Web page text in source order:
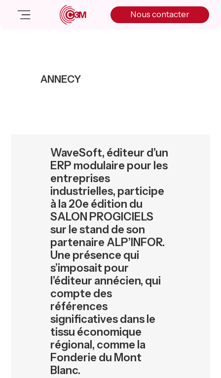
Nous contacter
Nous contacter
ANNECY
WaveSoft, éditeur d’un
ERP modulaire pour les
entreprises
industrielles, participe
à la 20e édition du
SALON PROGICIELS
sur le stand de son
partenaire ALP’INFOR.
Une présence qui
s’imposait pour
l’éditeur annécien, qui
compte des
références
significatives dans le
tissu économique
régional, comme la
Fonderie du Mont
Blanc.